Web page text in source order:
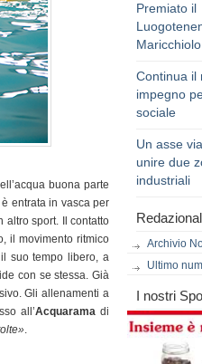
buona parte
entrata in vasca per
altro sport. Il contatto
il movimento ritmico
suo tempo libero, a
con se stessa. Già
Gli allenamenti a
all’Acquarama di
.
Premiato il
Maricchiolo
Continua il
impegno
sociale
Un asse
unire due
industriali
Archivio
Ultimo
I nostri